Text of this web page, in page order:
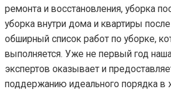
ремонта и восстановления, уборка
уборка внутри дома и квартиры
обширный список работ по уборке,
выполняется. Уже не первый год
экспертов оказывает и
поддержанию идеального порядка в